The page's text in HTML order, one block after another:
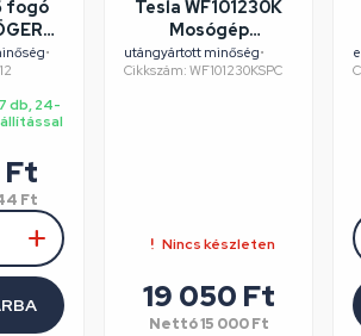
fogó
•
db, 24-
Ft
Ft
Tesla WF101230K
Mosógép
felújított/szépséghibás
utángyártott minőség•
Cikkszám: WF101230KSPC
Nincs készleten
19 050 Ft
Nettó15 000 Ft